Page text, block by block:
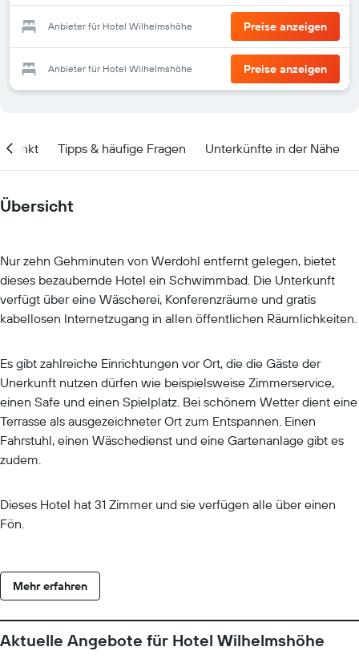
Anbieter für Hotel Wilhelmshöhe Preise anzeigen
Anbieter für Hotel Wilhelmshöhe Preise anzeigen
Tipps & häufige Fragen Unterkünfte in der Nähe
Übersicht
Nur zehn Gehminuten von Werdohl entfernt gelegen, bietet
dieses bezaubernde Hotel ein Schwimmbad. Die Unterkunft
verfügt über eine Wäscherei, Konferenzräume und gratis
kabellosen Internetzugang in allen öffentlichen Räumlichkeiten.
Es gibt zahlreiche Einrichtungen vor Ort, die die Gäste der
Unerkunft nutzen dürfen wie beispielsweise Zimmerservice,
einen Safe und einen Spielplatz. Bei schönem Wetter dient eine
Terrasse als ausgezeichneter Ort zum Entspannen. Einen
Fahrstuhl, einen Wäschedienst und eine Gartenanlage gibt es
zudem.
Dieses Hotel hat 31 Zimmer und sie verfügen alle über einen
Fön.
Mehr erfahren
Aktuelle Angebote für Hotel Wilhelmshöhe